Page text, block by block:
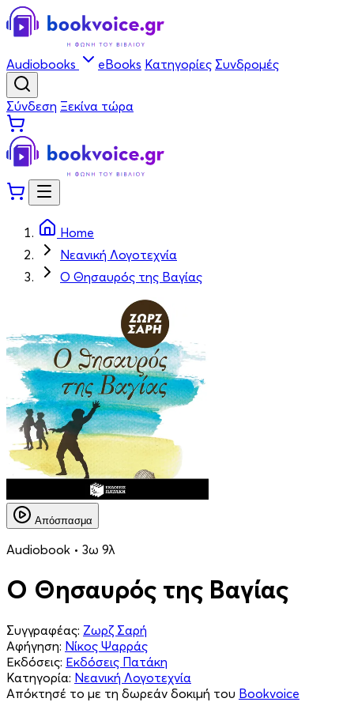
Audiobooks eBooks Κατηγορίες Συνδρομές
Σύνδεση Ξεκίνα τώρα
Home
Νεανική Λογοτεχνία
Ο Θησαυρός της Βαγίας
Απόσπασμα
Audiobook • 3ω 9λ
Ο Θησαυρός της Βαγίας
Συγγραφέας: Ζωρζ Σαρή
Αφήγηση: Νίκος Ψαρράς
Εκδόσεις: Εκδόσεις Πατάκη
Κατηγορία: Νεανική Λογοτεχνία
Απόκτησέ το με τη δωρεάν δοκιμή του Bookvoice